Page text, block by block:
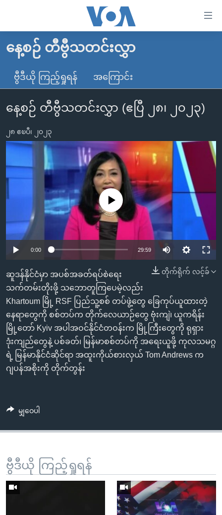
လွယ်ကူ
သည့်
များ
ပင်မ
အကြောင်းအရာ
ကြည့်
ရန်
အ
ညွန်း
စာမျက်နှာ
ကျော်
ကြည့်
ရန်
ရှာဖွေ
ရန်
နေရာ
သို့
ကျော်
မူလစာမျက်နှာ
မြန်မာ
ကမ္ဘာ့သတင်းများ
နိုင်ငံတကာ
တရုတ်
အစ္စရေး-ပါလက်စတိုင်း
ဗွီဒီယို
ရပ်ဝန်းတခု လမ်းတခု အလွန်
အင်္ဂလိပ်စာလေ့လာမယ်
အမေရိကန်သုံးအီဒီယံ
မကြေးမုံရဲ့ အင်္ဂလိပ်စာ
ရုပ်ရှင်ထဲက အင်္ဂလိပ်စာ
သုတပဒေသာ အင်္ဂလိပ်စာ
အပတ်စဉ်ကဏ္ဍများ
ရေဒီယိုနှင့်ရုပ်သံ အချက်အလက်များ
ရေဒီယို/တီဗွီအစီအစဉ်
Learning English
ဘာသာစကားများ
နေ့စဉ် တီဗွီသတင်းလွှာ
ဗွီဒီယို ကြည့်ရှုရန် အကြောင်း
နေ့စဉ် တီဗွီသတင်းလွှာ (ဧပြီ ၂၈၊ ၂၀၂၃)
၂၈ ဧၿပီ၊ ၂၀၂၃
No media source currently available
0:00 29:59
တိုက်ရိုက် လင့်ခ်
ဆူဒန်နိုင်ငံမှာ အပစ်အခတ်ရပ်စဲရေး
သက်တမ်းတိုးဖို့ သဘောတူကြပေမဲ့လည်း
Khartoum မြို့ RSF ပြည်သူ့စစ် တပ်ဖွဲ့တွေ ခြေကုပ်ယူထားတဲ့
နေရာတွေကို စစ်တပ်က တိုက်လေယာဉ်တွေ ဗုံးကျဲ၊ ယူကရိန်း
မြို့တော် Kyiv အပါအဝင်နိုင်ငံတဝန်းက မြို့ကြီးတွေကို ရုရှား
ဒုံးကျည်တွေနဲ့ ပစ်ခတ်၊ မြန်မာစစ်တပ်ကို အရေးယူဖို့ ကုလသမဂ္ဂ
ရဲ့ မြန်မာနိုင်ငံဆိုင်ရာ အထူးကိုယ်စားလှယ် Tom Andrews က
ဂျပန်အစိုးကို တိုက်တွန်း
မျှဝေပါ
ဗွီဒီယို ကြည့်ရှုရန်